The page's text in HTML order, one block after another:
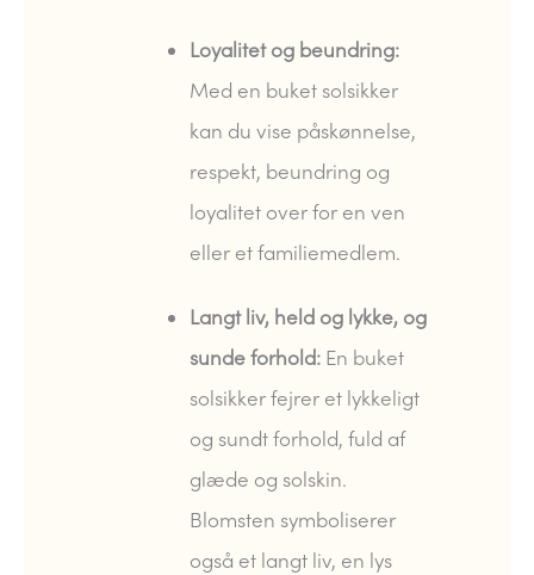
Loyalitet og beundring:
Med en buket solsikker
kan du vise påskønnelse,
respekt, beundring og
loyalitet over for en ven
eller et familiemedlem.
Langt liv, held og lykke, og
sunde forhold:En buket
solsikker fejrer et lykkeligt
og sundt forhold, fuld af
glæde og solskin.
Blomsten symboliserer
også et langt liv, en lys